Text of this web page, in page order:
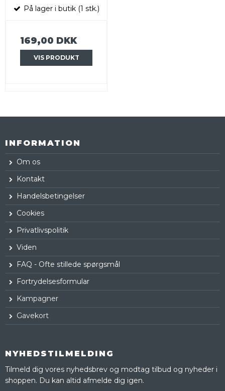
På lager i butik (1 stk.)
169,00 DKK
VIS PRODUKT
INFORMATION
Om os
Kontakt
Handelsbetingelser
Cookies
Privatlivspolitik
Viden
FAQ - Ofte stillede spørgsmål
Fortrydelsesformular
Kampagner
Gavekort
NYHEDSTILMELDING
Tilmeld dig vores nyhedsbrev og modtag tilbud og nyheder i
shoppen. Du kan altid afmelde dig igen.